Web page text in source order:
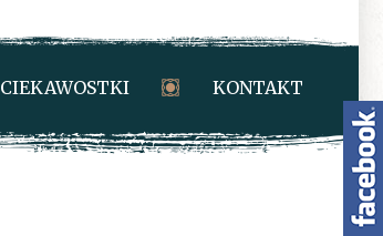
CIEKAWOSTKI KONTAKT